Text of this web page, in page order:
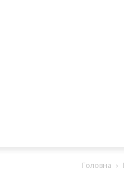
Головна